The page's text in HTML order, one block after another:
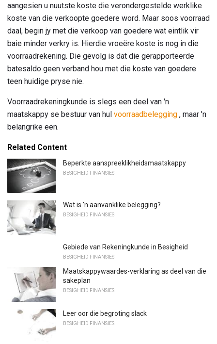
aangesien u nuutste koste die verondergestelde werklike
koste van die verkoopte goedere word. Maar soos voorraad
daal, begin jy met die verkoop van goedere wat eintlik vir
baie minder verkry is. Hierdie vroeëre koste is nog in die
voorraadrekening. Die gevolg is dat die gerapporteerde
batesaldo geen verband hou met die koste van goedere
teen huidige pryse nie.
Voorraadrekeningkunde is slegs een deel van 'n
maatskappy se bestuur van hul voorraadbelegging , maar 'n
belangrike een.
Related Content
Beperkte aanspreeklikheidsmaatskappy
BESIGHEID FINANSIES
Wat is 'n aanvanklike belegging?
BESIGHEID FINANSIES
Gebiede van Rekeningkunde in Besigheid
BESIGHEID FINANSIES
Maatskappywaardes-verklaring as deel van die
sakeplan
BESIGHEID FINANSIES
Leer oor die begroting slack
BESIGHEID FINANSIES